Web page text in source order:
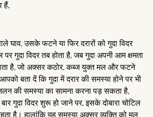
हैं,
घाव, उसके फटने या फिर दरारों को गुदा विदर
गुदा विदर तब होता है, जब गुदा अपनी आम क्षमता
है, जो अक्सर कठोर, कब्ज युक्त मल और फटने
बता दें कि गुदा में दरार की समस्या होने पर भी
जलन की समस्या का सामना करना पड़ सकता है,
गुदा विदर शुरू हो जाने पर, इसके दोबारा चोटिल
है। हालांकि यह समस्या अक्सर व्यक्ति को मल